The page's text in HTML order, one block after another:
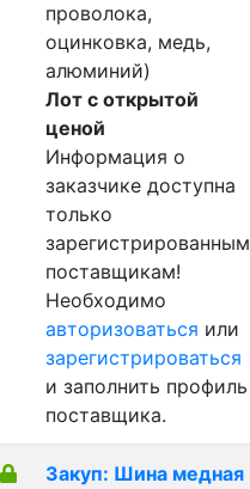
проволока,
оцинковка, медь,
алюминий)
Лот с открытой
ценой
Информация о
заказчике доступна
только
зарегистрированным
поставщикам!
Необходимо
авторизоваться или
зарегистрироваться
и заполнить профиль
поставщика.
Закуп: Шина медная